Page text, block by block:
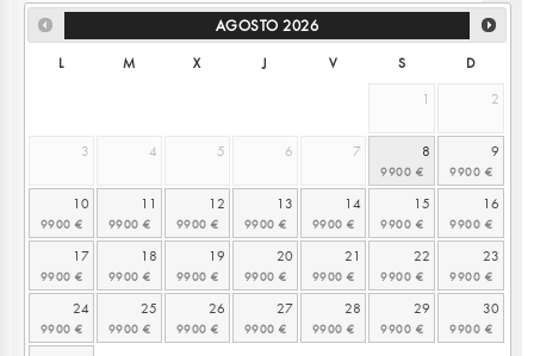
AGOSTO 2026
L M X J V S
D
1
2
3 4 5 6 7 8 9
10 11 12 13 14 15 16
17 18 19 20 21 22 23
24 25 26 27 28 29 30